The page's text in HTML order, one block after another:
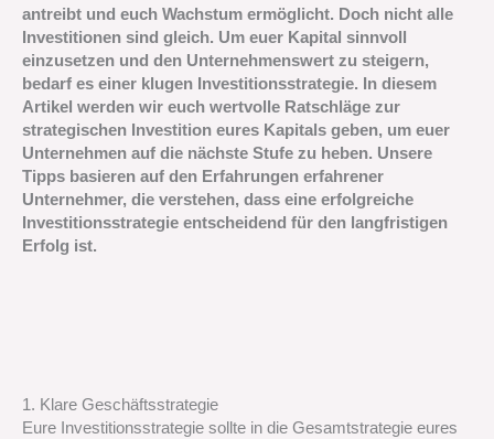
antreibt und euch Wachstum ermöglicht. Doch nicht alle
Investitionen sind gleich. Um euer Kapital sinnvoll
einzusetzen und den Unternehmenswert zu steigern,
bedarf es einer klugen Investitionsstrategie. In diesem
Artikel werden wir euch wertvolle Ratschläge zur
strategischen Investition eures Kapitals geben, um euer
Unternehmen auf die nächste Stufe zu heben. Unsere
Tipps basieren auf den Erfahrungen erfahrener
Unternehmer, die verstehen, dass eine erfolgreiche
Investitionsstrategie entscheidend für den langfristigen
Erfolg ist.
1. Klare Geschäftsstrategie
Eure Investitionsstrategie sollte in die Gesamtstrategie eures